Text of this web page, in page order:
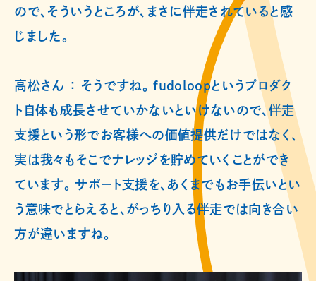
ので、そういうところが、まさに伴走されていると感
じました。
高松さん ： そうですね。 fudoloopというプロダク
ト自体も成長させていかないといけないので、伴走
支援という形でお客様への価値提供だけではなく、
実は我々もそこでナレッジを貯めていくことができ
ています。 サポート支援を、あくまでもお手伝いとい
う意味でとらえると、がっちり入る伴走では向き合い
方が違いますね。